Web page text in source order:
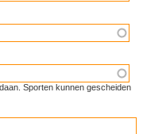
Sporten kunnen gescheiden